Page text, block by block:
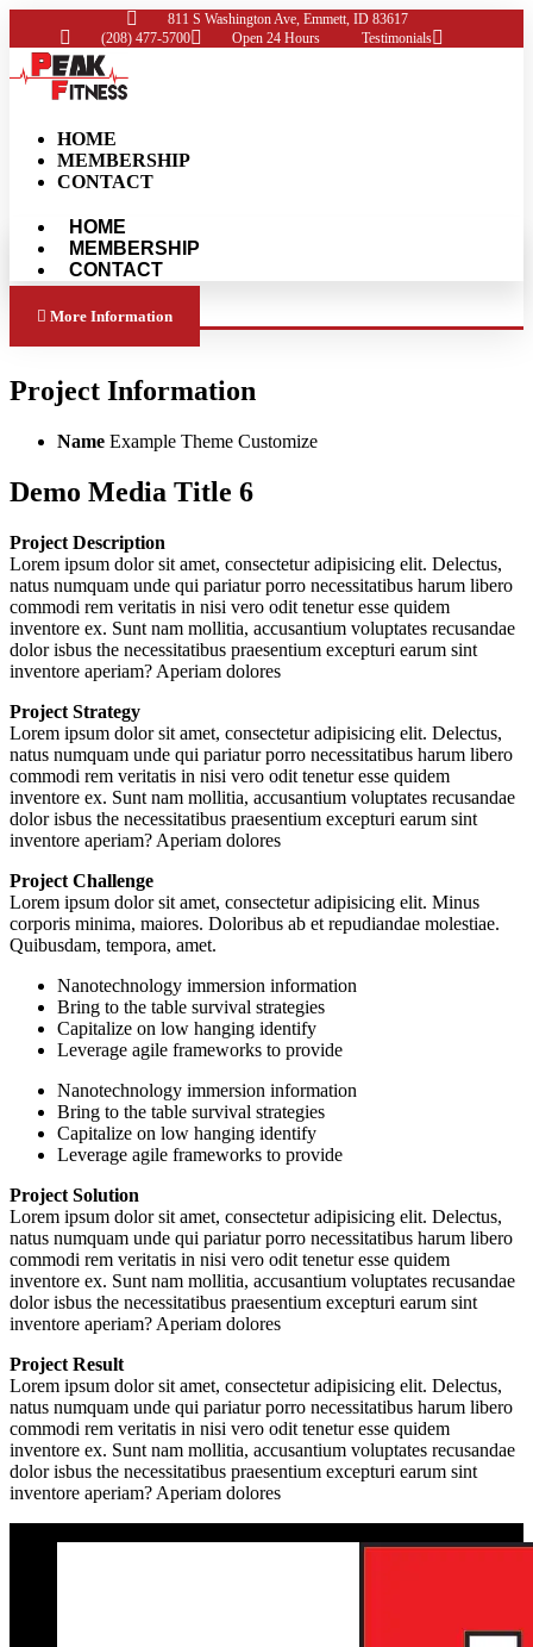
811 S Washington Ave, Emmett, ID 83617
(208) 477-5700
Open 24 Hours Testimonials
HOME
MEMBERSHIP
CONTACT
HOME
MEMBERSHIP
CONTACT
More Information
Project Information
Name Example Theme Customize
Demo Media Title 6
Project Description
Lorem ipsum dolor sit amet, consectetur adipisicing elit. Delectus,
natus numquam unde qui pariatur porro necessitatibus harum libero
commodi rem veritatis in nisi vero odit tenetur esse quidem
inventore ex. Sunt nam mollitia, accusantium voluptates recusandae
dolor isbus the necessitatibus praesentium excepturi earum sint
inventore aperiam? Aperiam dolores
Project Strategy
Lorem ipsum dolor sit amet, consectetur adipisicing elit. Delectus,
natus numquam unde qui pariatur porro necessitatibus harum libero
commodi rem veritatis in nisi vero odit tenetur esse quidem
inventore ex. Sunt nam mollitia, accusantium voluptates recusandae
dolor isbus the necessitatibus praesentium excepturi earum sint
inventore aperiam? Aperiam dolores
Project Challenge
Lorem ipsum dolor sit amet, consectetur adipisicing elit. Minus
corporis minima, maiores. Doloribus ab et repudiandae molestiae.
Quibusdam, tempora, amet.
Nanotechnology immersion information
Bring to the table survival strategies
Capitalize on low hanging identify
Leverage agile frameworks to provide
Nanotechnology immersion information
Bring to the table survival strategies
Capitalize on low hanging identify
Leverage agile frameworks to provide
Project Solution
Lorem ipsum dolor sit amet, consectetur adipisicing elit. Delectus,
natus numquam unde qui pariatur porro necessitatibus harum libero
commodi rem veritatis in nisi vero odit tenetur esse quidem
inventore ex. Sunt nam mollitia, accusantium voluptates recusandae
dolor isbus the necessitatibus praesentium excepturi earum sint
inventore aperiam? Aperiam dolores
Project Result
Lorem ipsum dolor sit amet, consectetur adipisicing elit. Delectus,
natus numquam unde qui pariatur porro necessitatibus harum libero
commodi rem veritatis in nisi vero odit tenetur esse quidem
inventore ex. Sunt nam mollitia, accusantium voluptates recusandae
dolor isbus the necessitatibus praesentium excepturi earum sint
inventore aperiam? Aperiam dolores